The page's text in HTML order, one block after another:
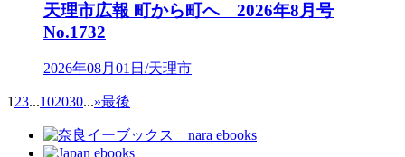
天理市広報 町から町へ 2026年8月号
No.1732
2026年08月01日/天理市
1 23...102030...»最後